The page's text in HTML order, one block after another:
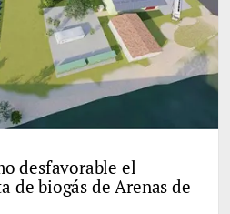
desfavorable el
de biogás de Arenas de